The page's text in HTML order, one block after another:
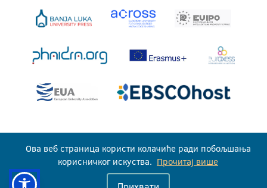
Универзитет у Бањој Луци © 2026
Сва права задржана
Ова веб страница користи колачиће ради побољшања
корисничког искуства. Прочитај више